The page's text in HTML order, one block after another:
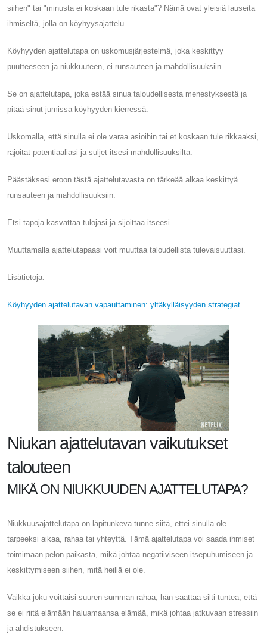
siihen" tai "minusta ei koskaan tule rikasta"? Nämä ovat yleisiä lauseita
ihmiseltä, jolla on köyhyysajattelu.
Köyhyyden ajattelutapa on uskomusjärjestelmä, joka keskittyy
puutteeseen ja niukkuuteen, ei runsauteen ja mahdollisuuksiin.
Se on ajattelutapa, joka estää sinua taloudellisesta menestyksestä ja
pitää sinut jumissa köyhyyden kierressä.
Uskomalla, että sinulla ei ole varaa asioihin tai et koskaan tule rikkaaksi,
rajoitat potentiaaliasi ja suljet itsesi mahdollisuuksilta.
Päästäksesi eroon tästä ajattelutavasta on tärkeää alkaa keskittyä
runsauteen ja mahdollisuuksiin.
Etsi tapoja kasvattaa tulojasi ja sijoittaa itseesi.
Muuttamalla ajattelutapaasi voit muuttaa taloudellista tulevaisuuttasi.
Lisätietoja:
Köyhyyden ajattelutavan vapauttaminen: yltäkylläisyyden strategiat
Niukan ajattelutavan vaikutukset
talouteen
MIKÄ ON NIUKKUUDEN AJATTELUTAPA?
Niukkuusajattelutapa on läpitunkeva tunne siitä, ettei sinulla ole
tarpeeksi aikaa, rahaa tai yhteyttä. Tämä ajattelutapa voi saada ihmiset
toimimaan pelon paikasta, mikä johtaa negatiiviseen itsepuhumiseen ja
keskittymiseen siihen, mitä heillä ei ole.
Vaikka joku voittaisi suuren summan rahaa, hän saattaa silti tuntea, että
se ei riitä elämään haluamaansa elämää, mikä johtaa jatkuvaan stressiin
ja ahdistukseen.